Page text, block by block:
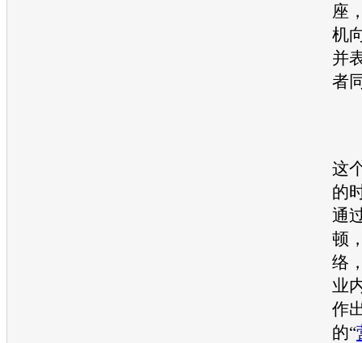
座
机
并
者
这
的
通
顿
络
业
作
的“